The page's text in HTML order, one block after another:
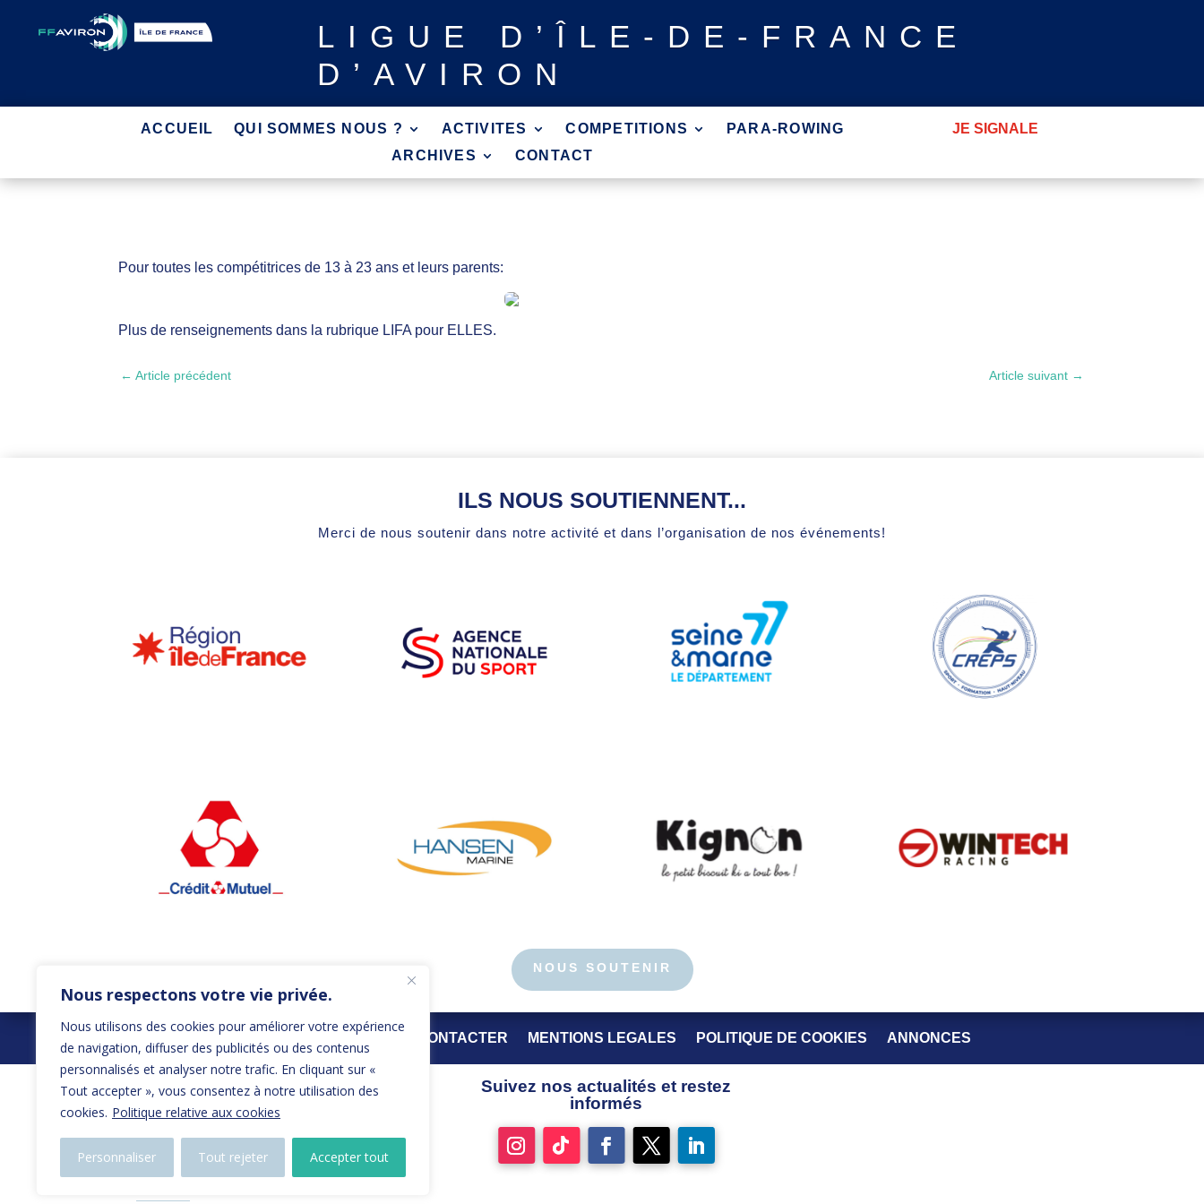
Nous respectons votre vie privée.
Nous utilisons des cookies pour améliorer votre expérience
de navigation, diffuser des publicités ou des contenus
personnalisés et analyser notre trafic. En cliquant sur «
Tout accepter », vous consentez à notre utilisation des
cookies. Politique relative aux cookies
Personnaliser Tout rejeter Accepter tout
LIGUE
D’ÎLE-DE-FRANCE
D’AVIRON
ACCUEIL QUI SOMMES NOUS ? ACTIVITES COMPETITIONS
PARA-ROWING
ARCHIVES
CONTACT
JE SIGNALE
Pour toutes les compétitrices de 13 à 23 ans et leurs parents:
Plus de renseignements dans la rubrique LIFA pour ELLES.
←Article précédent Article suivant→
ILS NOUS SOUTIENNENT...
Merci de nous soutenir dans notre activité et dans l’organisation de nos événements!
NOUS SOUTENIR
NOUS CONTACTER MENTIONS LEGALES POLITIQUE DE COOKIES ANNONCES
Ligue Île-de-France d'Aviron
4 chemin de la victoire
Stade Nautique Olympique d’Île-de-
77360 Vaires-sur-Marne
Suivez nos actualités et restez
informés